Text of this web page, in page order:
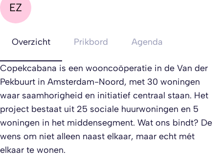
EZ
Overzicht Prikbord Agenda
Copekcabana is een wooncoöperatie in de Van der
Pekbuurt in Amsterdam-Noord, met 30 woningen
waar saamhorigheid en initiatief centraal staan. Het
project bestaat uit 25 sociale huurwoningen en 5
woningen in het middensegment. Wat ons bindt? De
wens om niet alleen naast elkaar, maar echt mét
elkaar te wonen.